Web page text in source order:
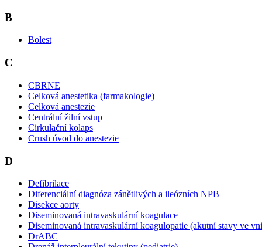
B
Bolest
C
CBRNE
Celková anestetika (farmakologie)
Celková anestezie
Centrální žilní vstup
Cirkulační kolaps
Crush úvod do anestezie
D
Defibrilace
Diferenciální diagnóza zánětlivých a ileózních NPB
Disekce aorty
Diseminovaná intravaskulární koagulace
Diseminovaná intravaskulární koagulopatie (akutní stavy ve
DrABC